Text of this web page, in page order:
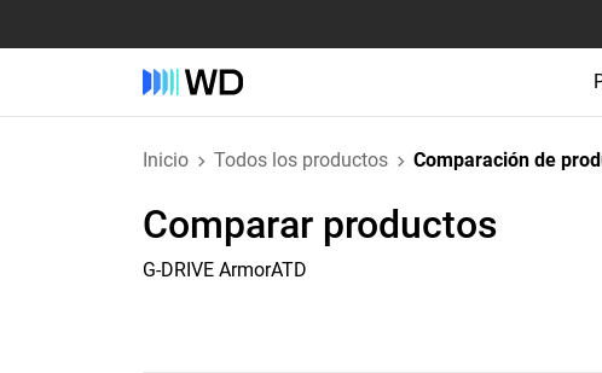
Inicio Todos los productos Comparación de
Comparar productos
G-DRIVE ArmorATD